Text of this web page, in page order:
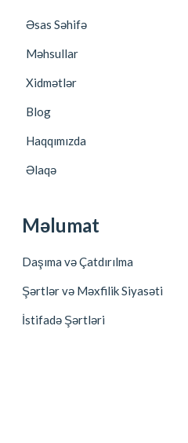
Əsas Səhifə
Məhsullar
Xidmətlər
Blog
Haqqımızda
Əlaqə
Məlumat
Daşıma və Çatdırılma
Şərtlər və Məxfilik Siyasəti
İstifadə Şərtləri